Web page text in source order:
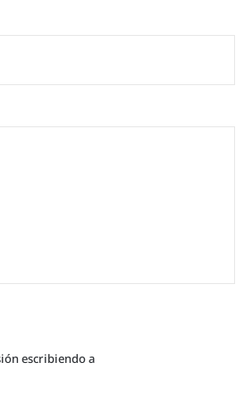
escribiendo a